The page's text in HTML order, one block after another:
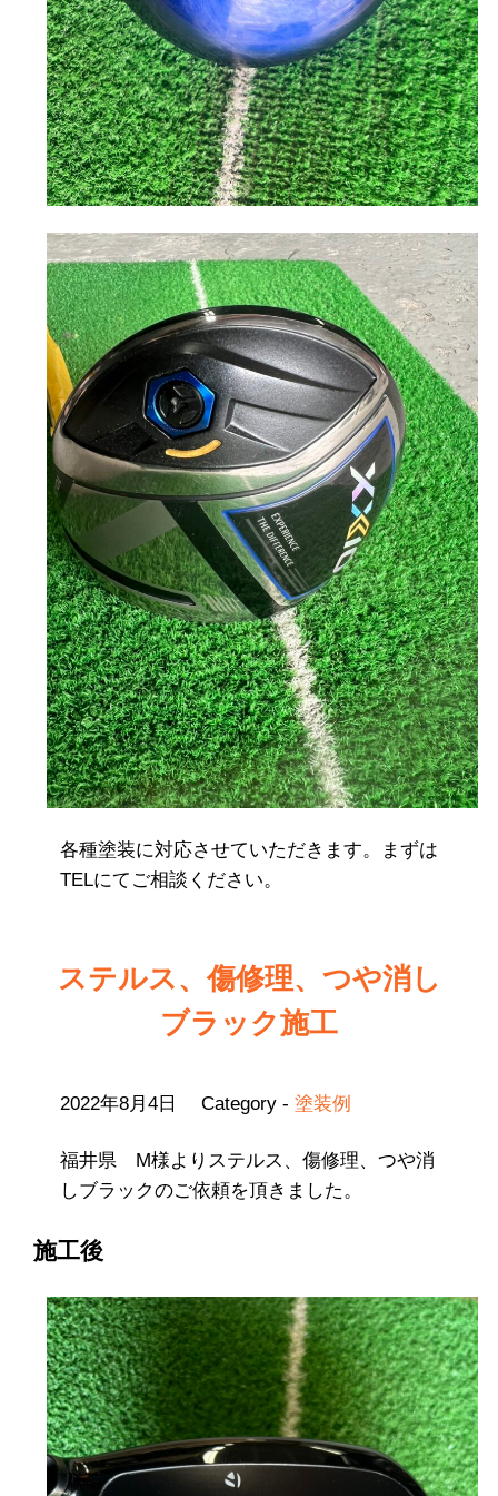
各種塗装に対応させていただきます。まずは
TELにてご相談ください。
ステルス、傷修理、つや消し
ブラック施工
2022年8月4日 Category -塗装例
福井県 M様よりステルス、傷修理、つや消
しブラックのご依頼を頂きました。
施工後